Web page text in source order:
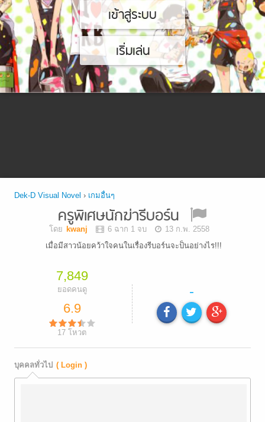
เข้าสู่ระบบ
เริ่มเล่น
Dek-D Visual Novel › เกมอื่นๆ
ครูพิเศษนักฆ่ารีบอร์น
โดย kwanj 6 ฉาก 1 จบ
13 ก.พ. 2558
เมื่อมีสาวน้อยคว้าใจคนในเรื่่องรีบอร์นจะป็นอย่างไร!!!
7,849
ยอดคนดู
6.9
17 โหวต
-
บุคคลทั่วไป ( Login )